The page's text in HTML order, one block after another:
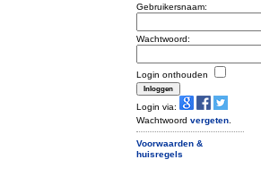
Gebruikersnaam:
Wachtwoord:
Login onthouden
Login via:
Wachtwoord vergeten
Voorwaarden &
huisregels